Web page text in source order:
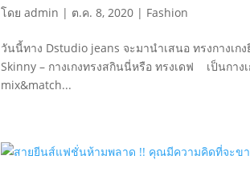
โดยadmin | ต.ค. 8, 2020 | Fashion
วันนี้ทาง Dstudio jeans จะมานำเสนอ ทรงกาง
Skinny – กางเกงทรงสกินนี่หรือ ทรงเดฟ เป็นกา
mix&match...